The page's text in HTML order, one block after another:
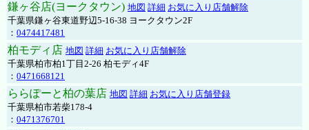
鎌ヶ谷店(ヨークタウン) 地図 詳細 お気に入り店舗解除
千葉県鎌ヶ谷東道野辺5-16-38 ヨークタウン2F
： 0474417481
柏モディ店 地図 詳細 お気に入り店舗解除
千葉県柏市柏1丁目2-26 柏モディ4F
： 0471668121
ららぽーと柏の葉店 地図 詳細 お気に入り店舗登録
千葉県柏市若柴178-4
： 0471376701